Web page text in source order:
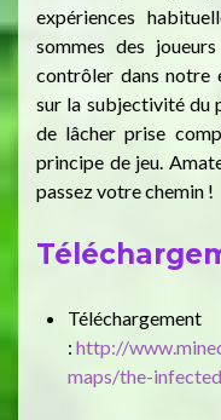
expériences
sommes des
contrôler dans notre
sur la subjectivité du
de lâcher prise
principe de jeu.
passez votre chemin !
Téléchargement
: http://
maps/the-